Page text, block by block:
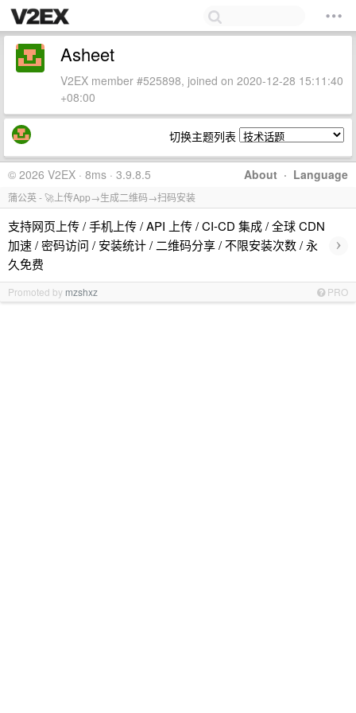
Asheet
V2EX member #525898, joined on 2020-12-28 15:11:40
+08:00
切换主题列表
About · Language
© 2026 V2EX · 8ms · 3.9.8.5
蒲公英 - 🚀上传App→生成二维码→扫码安装
支持网页上传 / 手机上传 / API 上传 / CI-CD 集成 / 全球 CDN
加速 / 密码访问 / 安装统计 / 二维码分享 / 不限安装次数 / 永
久免费
›
Promoted by mzshxz PRO